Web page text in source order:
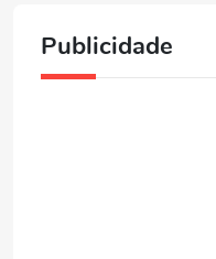
Publicidade